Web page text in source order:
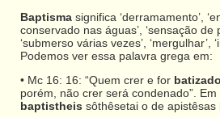
Baptisma significa ‘derramamento’,
conservado nas águas’, ‘sensação de
‘submerso várias vezes’, ‘mergulhar’,
Podemos ver essa palavra grega em:
• Mc 16: 16: “Quem crer e for batizado
porém, não crer será condenado”.
baptistheis sôthêsetai o de apistêsas